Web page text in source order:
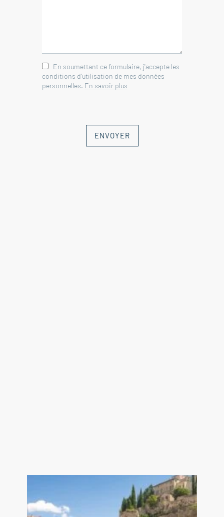
En soumettant ce formulaire, j'accepte les
conditions d'utilisation de mes données
personnelles. En savoir plus
ENVOYER